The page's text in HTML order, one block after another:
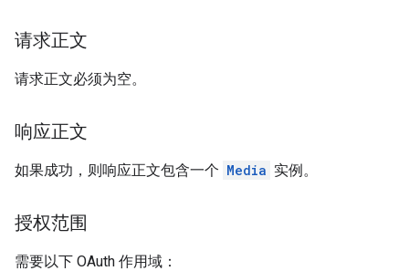
请求正文
请求正文必须为空。
响应正文
如果成功，则响应正文包含一个 Media 实例。
授权范围
需要以下 OAuth 作用域：